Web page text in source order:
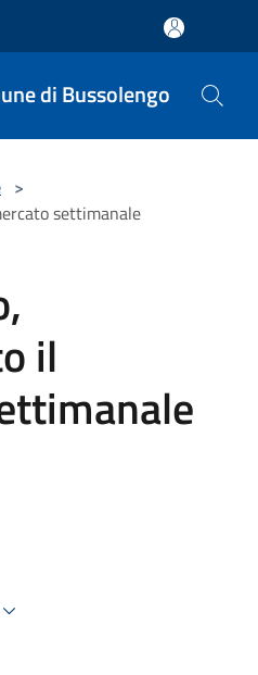
di Bussolengo
>
settimanale
il